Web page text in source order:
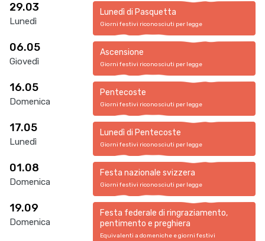
29.03
Lunedì
Lunedì di Pasquetta
Giorni festivi riconosciuti per legge
06.05
Giovedì
Ascensione
Giorni festivi riconosciuti per legge
16.05
Domenica
Pentecoste
Giorni festivi riconosciuti per legge
17.05
Lunedì
Lunedì di Pentecoste
Giorni festivi riconosciuti per legge
01.08
Domenica
Festa nazionale svizzera
Giorni festivi riconosciuti per legge
19.09
Domenica
Festa federale di ringraziamento,
pentimento e preghiera
Equivalenti a domeniche e giorni festivi